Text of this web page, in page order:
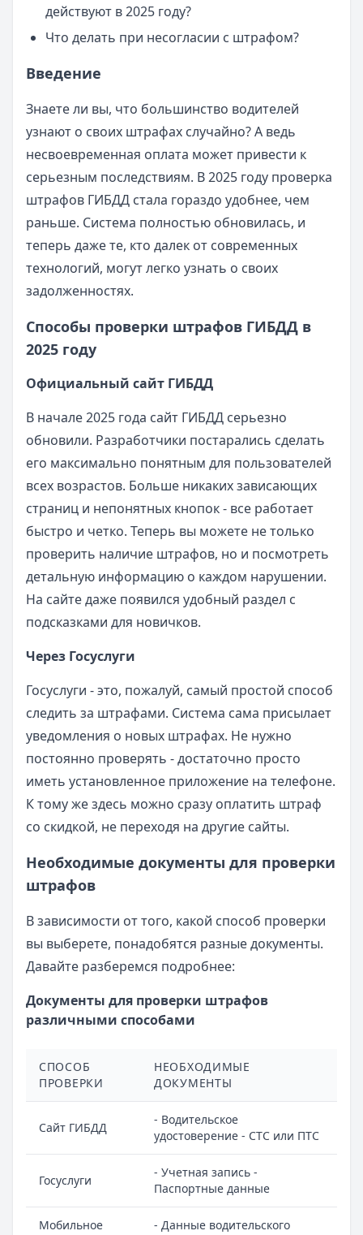
действуют в 2025 году?
Что делать при несогласии с штрафом?
Введение
Знаете ли вы, что большинство водителей
узнают о своих штрафах случайно? А ведь
несвоевременная оплата может привести к
серьезным последствиям. В 2025 году проверка
штрафов ГИБДД стала гораздо удобнее, чем
раньше. Система полностью обновилась, и
теперь даже те, кто далек от современных
технологий, могут легко узнать о своих
задолженностях.
Способы проверки штрафов ГИБДД в
2025 году
Официальный сайт ГИБДД
В начале 2025 года сайт ГИБДД серьезно
обновили. Разработчики постарались сделать
его максимально понятным для пользователей
всех возрастов. Больше никаких зависающих
страниц и непонятных кнопок - все работает
быстро и четко. Теперь вы можете не только
проверить наличие штрафов, но и посмотреть
детальную информацию о каждом нарушении.
На сайте даже появился удобный раздел с
подсказками для новичков.
Через Госуслуги
Госуслуги - это, пожалуй, самый простой способ
следить за штрафами. Система сама присылает
уведомления о новых штрафах. Не нужно
постоянно проверять - достаточно просто
иметь установленное приложение на телефоне.
К тому же здесь можно сразу оплатить штраф
со скидкой, не переходя на другие сайты.
Необходимые документы для проверки
штрафов
В зависимости от того, какой способ проверки
вы выберете, понадобятся разные документы.
Давайте разберемся подробнее:
Документы для проверки штрафов
различными способами
СПОСОБ
ПРОВЕРКИ
НЕОБХОДИМЫЕ
ДОКУМЕНТЫ
Сайт ГИБДД
- Водительское
удостоверение - СТС или ПТС
Госуслуги
- Учетная запись -
Паспортные данные
Мобильное
- Данные водительского